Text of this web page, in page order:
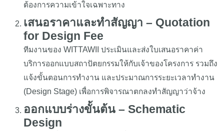
ต้องการความเข้าใจเฉพาะทาง
เสนอราคาและทำสัญญา – Quotation
for Design Fee
ทีมงานของ WITTAWII ประเมินและส่งใบเสนอราคาค่า
บริการออกแบบสถาปัตยกรรมให้กับเจ้าของโครงการ รวมถึง
แจ้งขั้นตอนการทำงาน และประมาณการระยะเวลาทำงาน
(Design Stage) เพื่อการพิจารณาตกลงทำสัญญาว่าจ้าง
ออกแบบร่างขั้นต้น – Schematic
Design